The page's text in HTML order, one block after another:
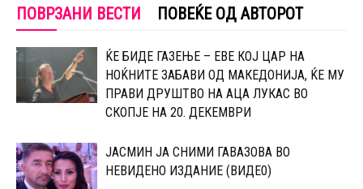
ПОВРЗАНИ ВЕСТИ ПОВЕЌЕ ОД АВТОРОТ
ЌЕ БИДЕ ГАЗЕЊЕ – ЕВЕ КОЈ ЦАР НА
НОЌНИТЕ ЗАБАВИ ОД МАКЕДОНИЈА, ЌЕ МУ
ПРАВИ ДРУШТВО НА АЦА ЛУКАС ВО
СКОПЈЕ НА 20. ДЕКЕМВРИ
ЈАСМИН ЈА СНИМИ ГАВАЗОВА ВО
НЕВИДЕНО ИЗДАНИЕ (ВИДЕ0)